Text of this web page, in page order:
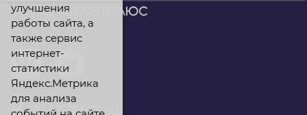
Контакты
улучшения
работы сайта, а
также сервис
интернет-
статистики
Яндекс.Метрика
для анализа